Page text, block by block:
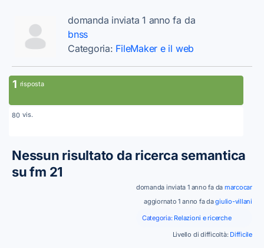
domanda inviata 1 anno fa da
bnss
Categoria: FileMaker e il web
1 risposta
80 vis.
Nessun risultato da ricerca semantica
su fm 21
domanda inviata 1 anno fa da marcocar
aggiornato 1 anno fa dagiulio-villani
Categoria: Relazioni e ricerche
Livello di difficoltà: Difficile